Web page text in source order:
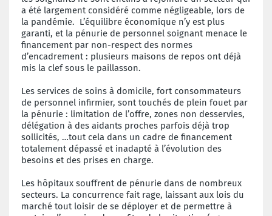
a été largement considéré comme négligeable, lors de
la pandémie. L’équilibre économique n’y est plus
garanti, et la pénurie de personnel soignant menace le
financement par non-respect des normes
d’encadrement : plusieurs maisons de repos ont déjà
mis la clef sous le paillasson.
Les services de soins à domicile, fort consommateurs
de personnel infirmier, sont touchés de plein fouet par
la pénurie : limitation de l’offre, zones non desservies,
délégation à des aidants proches parfois déjà trop
sollicités, …tout cela dans un cadre de financement
totalement dépassé et inadapté à l’évolution des
besoins et des prises en charge.
Les hôpitaux souffrent de pénurie dans de nombreux
secteurs. La concurrence fait rage, laissant aux lois du
marché tout loisir de se déployer et de permettre à